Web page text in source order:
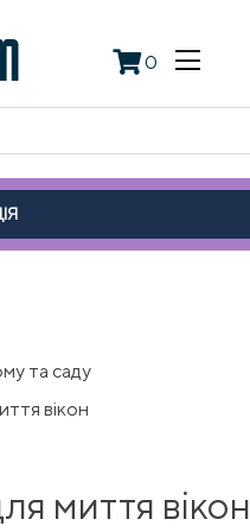
0
та саду
вікон
миття вікон